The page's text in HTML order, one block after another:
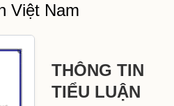
Việt Nam
THÔNG TIN
TIỂU LUẬN